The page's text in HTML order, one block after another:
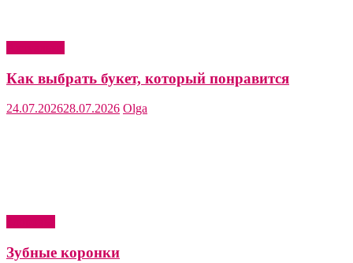
Как выбрать букет, который понравится
24.07.202628.07.2026 Olga
Зубные коронки